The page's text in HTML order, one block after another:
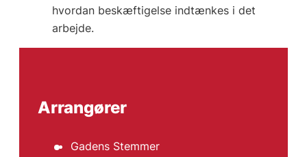
hvordan beskæftigelse indtænkes i det
arbejde.
Arrangører
Gadens Stemmer